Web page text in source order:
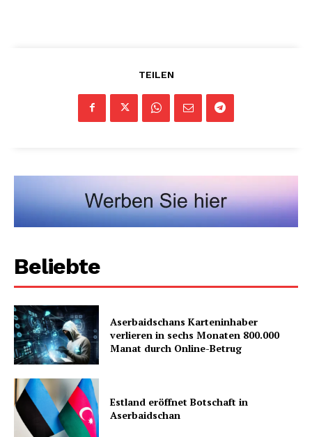
TEILEN
Beliebte
Aserbaidschans Karteninhaber
verlieren in sechs Monaten 800.000
Manat durch Online-Betrug
Estland eröffnet Botschaft in
Aserbaidschan